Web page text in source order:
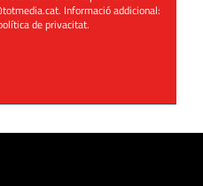
. Informació addicional:
de privacitat.